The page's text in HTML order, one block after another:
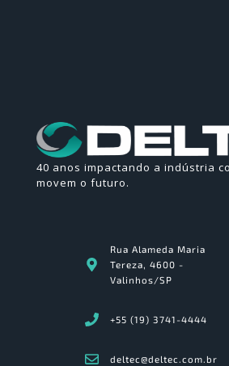
40 anos impactando a indústria
movem o futuro.
Rua Alameda Maria
Tereza, 4600 -
Valinhos/SP
+55 (19) 3741-4444
deltec@deltec.com.br